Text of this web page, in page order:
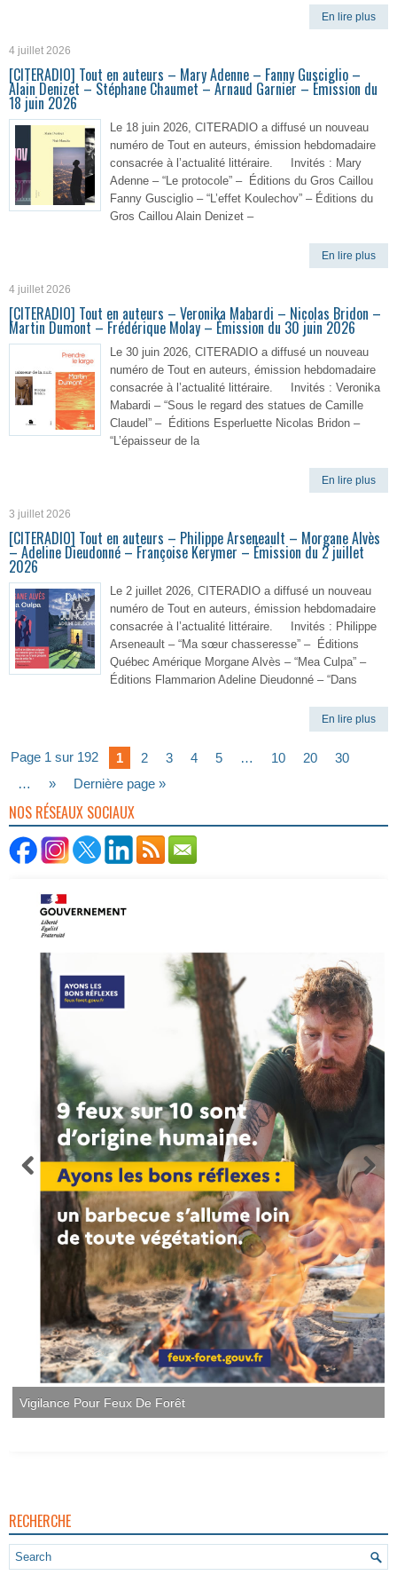
En lire plus
4 juillet 2026
[CITERADIO] Tout en auteurs – Mary Adenne – Fanny Gusciglio –
Alain Denizet – Stéphane Chaumet – Arnaud Garnier – Émission du
18 juin 2026
Le 18 juin 2026, CITERADIO a diffusé un nouveau
numéro de Tout en auteurs, émission hebdomadaire
consacrée à l’actualité littéraire. Invités : Mary
Adenne – “Le protocole” – Éditions du Gros Caillou
Fanny Gusciglio – “L’effet Koulechov” – Éditions du
Gros Caillou Alain Denizet –
En lire plus
4 juillet 2026
[CITERADIO] Tout en auteurs – Veronika Mabardi – Nicolas Bridon –
Martin Dumont – Frédérique Molay – Émission du 30 juin 2026
Le 30 juin 2026, CITERADIO a diffusé un nouveau
numéro de Tout en auteurs, émission hebdomadaire
consacrée à l’actualité littéraire. Invités : Veronika
Mabardi – “Sous le regard des statues de Camille
Claudel” – Éditions Esperluette Nicolas Bridon –
“L’épaisseur de la
En lire plus
3 juillet 2026
[CITERADIO] Tout en auteurs – Philippe Arseneault – Morgane Alvès
– Adeline Dieudonné – Françoise Kerymer – Émission du 2 juillet
2026
Le 2 juillet 2026, CITERADIO a diffusé un nouveau
numéro de Tout en auteurs, émission hebdomadaire
consacrée à l’actualité littéraire. Invités : Philippe
Arseneault – “Ma sœur chasseresse” – Éditions
Québec Amérique Morgane Alvès – “Mea Culpa” –
Éditions Flammarion Adeline Dieudonné – “Dans
En lire plus
Page 1 sur 192 1 2 3 4 5 … 10 20
30
…
» Dernière page »
NOS RÉSEAUX SOCIAUX
RECHERCHE